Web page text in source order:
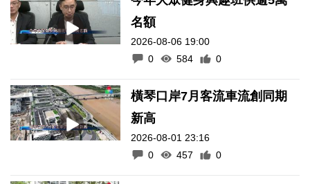
名額
2026-08-06 19:00
0
584 0
橫琴口岸7月客流車流創同期
新高
2026-08-01 23:16
0
457 0